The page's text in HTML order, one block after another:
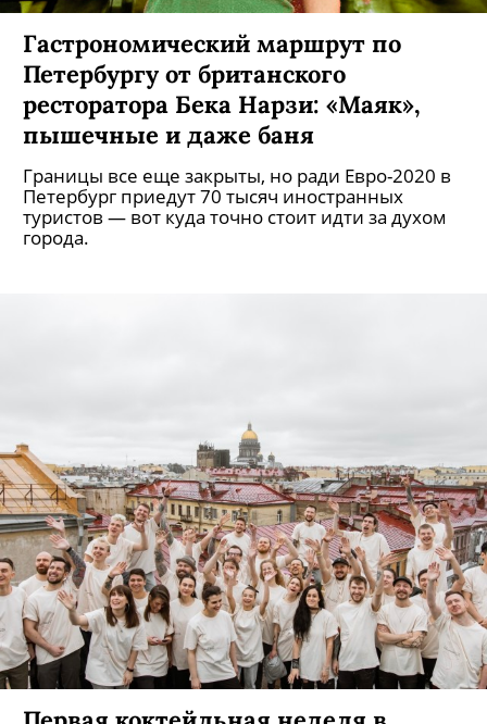
Гастрономический маршрут по
Петербургу от британского
ресторатора Бека Нарзи: «Маяк»,
пышечные и даже баня
Границы все еще закрыты, но ради Евро-2020 в
Петербург приедут 70 тысяч иностранных
туристов — вот куда точно стоит идти за духом